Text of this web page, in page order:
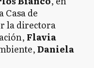
Casa de
la directora
Flavia
Daniela